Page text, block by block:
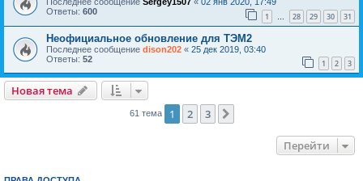
Ответы: 600 1 … 28 29 30 31
Неофициальное обновление для ТЭМ2
Последнее сообщение dison202 « 25 дек 2019, 03:40
Ответы: 52 1 2 3
Новая тема
61 тема 1 2 3
Перейти